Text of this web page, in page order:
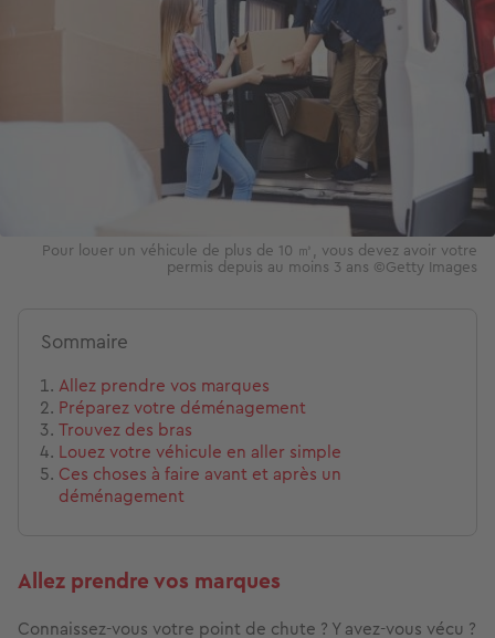
Pour louer un véhicule de plus de 10 ㎥, vous devez avoir votre
permis depuis au moins 3 ans ©️Getty Images
Sommaire
Allez prendre vos marques
Préparez votre déménagement
Trouvez des bras
Louez votre véhicule en aller simple
Ces choses à faire avant et après un
déménagement
Allez prendre vos marques
Connaissez-vous votre point de chute ? Y avez-vous vécu ?